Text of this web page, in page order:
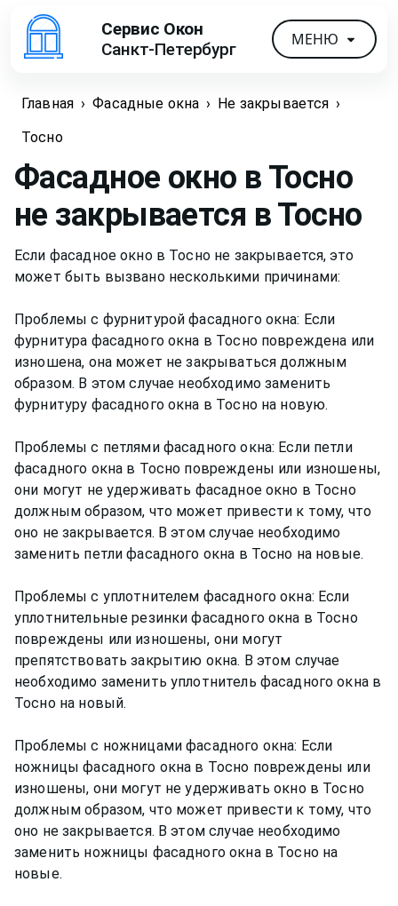
Сервис Окон
Санкт-Петербург
МЕНЮ
Главная › Фасадные окна › Не закрывается ›
Тосно
Фасадное окно в Тосно
не закрывается в Тосно
Если фасадное окно в Тосно не закрывается, это
может быть вызвано несколькими причинами:
Проблемы с фурнитурой фасадного окна: Если
фурнитура фасадного окна в Тосно повреждена или
изношена, она может не закрываться должным
образом. В этом случае необходимо заменить
фурнитуру фасадного окна в Тосно на новую.
Проблемы с петлями фасадного окна: Если петли
фасадного окна в Тосно повреждены или изношены,
они могут не удерживать фасадное окно в Тосно
должным образом, что может привести к тому, что
оно не закрывается. В этом случае необходимо
заменить петли фасадного окна в Тосно на новые.
Проблемы с уплотнителем фасадного окна: Если
уплотнительные резинки фасадного окна в Тосно
повреждены или изношены, они могут
препятствовать закрытию окна. В этом случае
необходимо заменить уплотнитель фасадного окна в
Тосно на новый.
Проблемы с ножницами фасадного окна: Если
ножницы фасадного окна в Тосно повреждены или
изношены, они могут не удерживать окно в Тосно
должным образом, что может привести к тому, что
оно не закрывается. В этом случае необходимо
заменить ножницы фасадного окна в Тосно на
новые.